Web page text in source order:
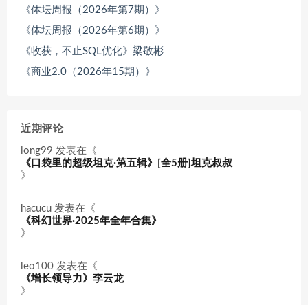
《体坛周报（2026年第7期）》
《体坛周报（2026年第6期）》
《收获，不止SQL优化》梁敬彬
《商业2.0（2026年15期）》
近期评论
long99 发表在《
《口袋里的超级坦克·第五辑》[全5册]坦克叔叔
》
hacucu 发表在《
《科幻世界·2025年全年合集》
》
leo100 发表在《
《增长领导力》李云龙
》